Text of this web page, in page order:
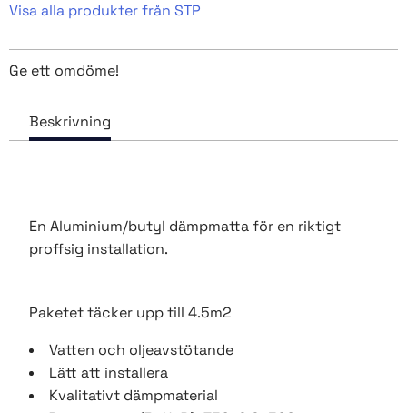
Visa alla produkter från STP
Ge ett omdöme!
En Aluminium/butyl dämpmatta för en riktigt
proffsig installation.
Paketet täcker upp till 4.5m2
Vatten och oljeavstötande
Lätt att installera
Kvalitativt dämpmaterial